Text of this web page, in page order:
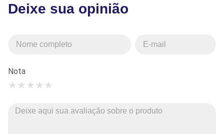
Deixe sua opinião
Nota
★
★
★
★
★